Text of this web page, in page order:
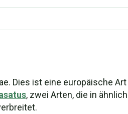
Dies ist eine europäische
, zwei Arten, die in